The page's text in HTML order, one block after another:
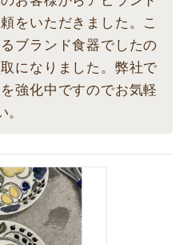
をいただきました。こ
ブランド食器でしたの
になりました。弊社で
強化中ですのでお気軽
。